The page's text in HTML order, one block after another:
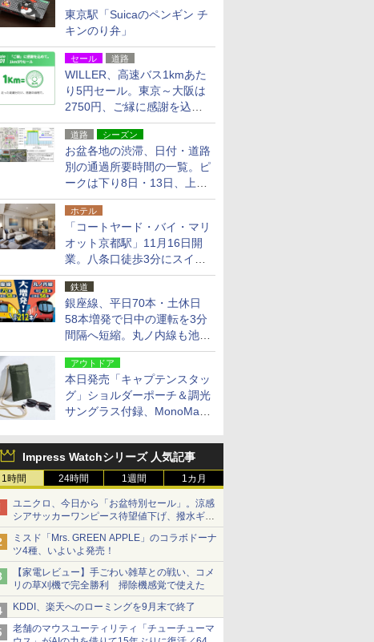
東京駅「Suicaのペンギン チ
キンのり弁」
セール 道路
WILLER、高速バス1kmあた
り5円セール。東京～大阪は
2750円、ご縁に感謝を込め
た20周年記念キャンペーン
道路 シーズン
お盆各地の渋滞、日付・道路
別の通過所要時間の一覧。ピ
ークは下り8日・13日、上り
14日・15日
ホテル
「コートヤード・バイ・マリ
オット京都駅」11月16日開
業。八条口徒歩3分にスイー
ト含む全270室、ダイニング
も併設
鉄道
銀座線、平日70本・土休日
58本増発で日中の運転を3分
間隔へ短縮。丸ノ内線も池袋
～中野坂上を4分間隔に
アウトドア
本日発売「キャプテンスタッ
グ」ショルダーポーチ＆調光
サングラス付録、MonoMax
Impress Watchシリーズ 人気記事
1時間 24時間 1週間 1カ月
ユニクロ、今日から「お盆特別セール」。涼感
シアサッカーワンピース待望値下げ、撥水ギア
ショーツは1990円に
ミスド「Mrs. GREEN APPLE」のコラボドーナ
ツ4種、いよいよ発売！
【家電レビュー】手ごわい雑草との戦い、コメ
リの草刈機で完全勝利 掃除機感覚で使えた
KDDI、楽天へのローミングを9月末で終了
老舗のマウスユーティリティ「チューチューマ